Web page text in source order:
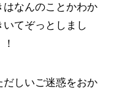
なんのことかわか
てぞっとしまし
だしいご迷惑をおか